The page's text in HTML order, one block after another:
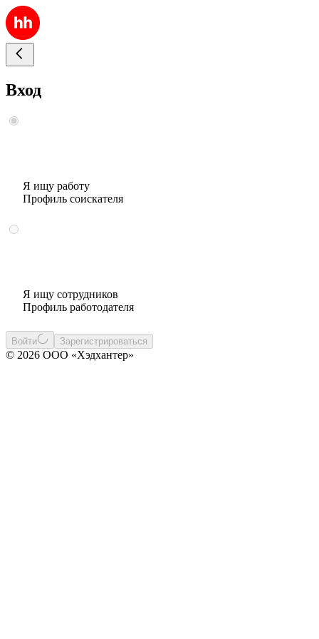
Вход
Я ищу работу
Профиль соискателя
Я ищу сотрудников
Профиль работодателя
Войти Зарегистрироваться
© 2026 ООО «Хэдхантер»